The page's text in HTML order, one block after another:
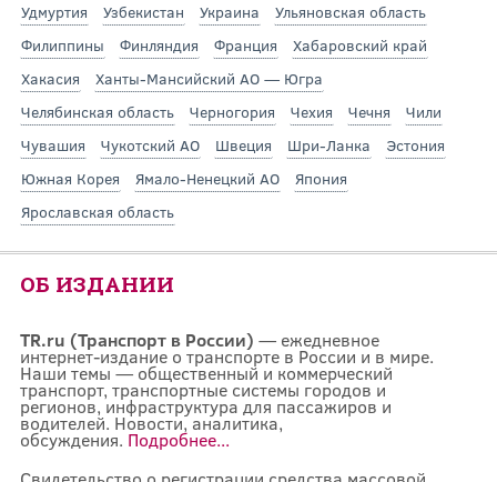
Удмуртия
Узбекистан Украина
Ульяновская область
Филиппины
Финляндия Франция
Хабаровский край
Хакасия
Ханты-Мансийский АО — Югра
Челябинская область
Черногория Чехия Чечня
Чили
Чувашия
Чукотский АО Швеция Шри-Ланка
Эстония
Южная Корея
Ямало-Ненецкий АО
Япония
Ярославская область
ОБ ИЗДАНИИ
TR.ru (Транспорт в России) — ежедневное
интернет-издание о транспорте в России и в мире.
Наши темы — общественный и коммерческий
транспорт, транспортные системы городов и
регионов, инфраструктура для пассажиров и
водителей. Новости, аналитика,
обсуждения. Подробнее...